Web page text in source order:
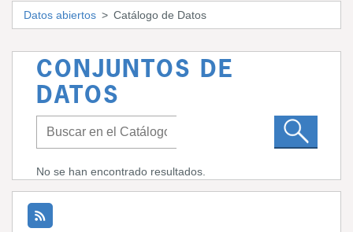
Datos abiertos Catálogo de Datos
CONJUNTOS DE
DATOS
No se han encontrado resultados.